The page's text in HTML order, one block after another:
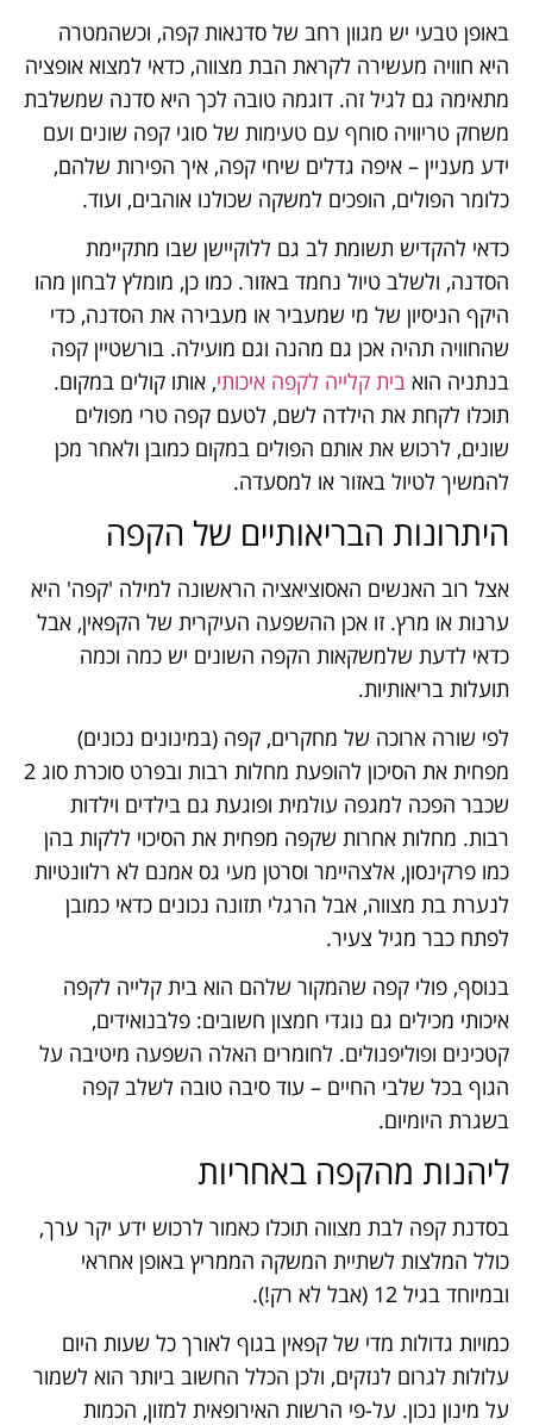
באופן טבעי יש מגוון רחב של סדנאות קפה, וכשהמטרה
היא חוויה מעשירה לקראת הבת מצווה, כדאי למצוא אופציה
מתאימה גם לגיל זה. דוגמה טובה לכך היא סדנה שמשלבת
משחק טריוויה סוחף עם טעימות של סוגי קפה שונים ועם
ידע מעניין – איפה גדלים שיחי קפה, איך הפירות שלהם,
כלומר הפולים, הופכים למשקה שכולנו אוהבים, ועוד.
כדאי להקדיש תשומת לב גם ללוקיישן שבו מתקיימת
הסדנה, ולשלב טיול נחמד באזור. כמו כן, מומלץ לבחון מהו
היקף הניסיון של מי שמעביר או מעבירה את הסדנה, כדי
שהחוויה תהיה אכן גם מהנה וגם מועילה. בורשטיין קפה
בנתניה הוא בית קלייה לקפה איכותי, אותו קולים במקום.
תוכלו לקחת את הילדה לשם, לטעם קפה טרי מפולים
שונים, לרכוש את אותם הפולים במקום כמובן ולאחר מכן
להמשיך לטיול באזור או למסעדה.
היתרונות הבריאותיים של הקפה
אצל רוב האנשים האסוציאציה הראשונה למילה 'קפה' היא
ערנות או מרץ. זו אכן ההשפעה העיקרית של הקפאין, אבל
כדאי לדעת שלמשקאות הקפה השונים יש כמה וכמה
תועלות בריאותיות.
לפי שורה ארוכה של מחקרים, קפה (במינונים נכונים)
מפחית את הסיכון להופעת מחלות רבות ובפרט סוכרת סוג 2
שכבר הפכה למגפה עולמית ופוגעת גם בילדים וילדות
רבות. מחלות אחרות שקפה מפחית את הסיכוי ללקות בהן
כמו פרקינסון, אלצהיימר וסרטן מעי גס אמנם לא רלוונטיות
לנערת בת מצווה, אבל הרגלי תזונה נכונים כדאי כמובן
לפתח כבר מגיל צעיר.
בנוסף, פולי קפה שהמקור שלהם הוא בית קלייה לקפה
איכותי מכילים גם נוגדי חמצון חשובים: פלבנואידים,
קטכינים ופוליפנולים. לחומרים האלה השפעה מיטיבה על
הגוף בכל שלבי החיים – עוד סיבה טובה לשלב קפה
בשגרת היומיום.
ליהנות מהקפה באחריות
בסדנת קפה לבת מצווה תוכלו כאמור לרכוש ידע יקר ערך,
כולל המלצות לשתיית המשקה הממריץ באופן אחראי
ובמיוחד בגיל 12 (אבל לא רק!).
כמויות גדולות מדי של קפאין בגוף לאורך כל שעות היום
עלולות לגרום לנזקים, ולכן הכלל החשוב ביותר הוא לשמור
על מינון נכון. על-פי הרשות האירופאית למזון, הכמות